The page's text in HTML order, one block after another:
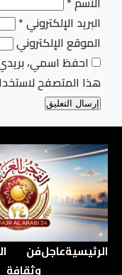
البريد الإلكتروني*
الموقع الإلكتروني
احفظ اسمي، بريدي
هذا المتصفح
الرئيسيةعاجلفن
وثقافة